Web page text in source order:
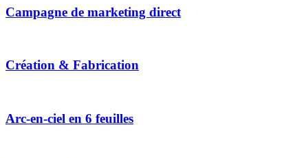
Campagne de marketing direct
Création & Fabrication
Arc-en-ciel en 6 feuilles